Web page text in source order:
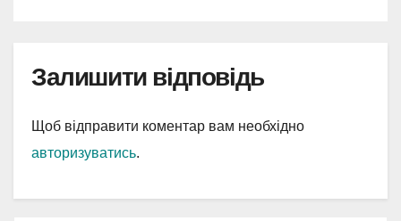
Залишити відповідь
Щоб відправити коментар вам необхідно
авторизуватись.